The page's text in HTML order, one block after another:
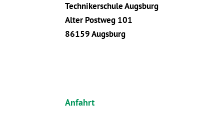
Technikerschule Augsburg
Alter Postweg 101
86159 Augsburg
Anfahrt